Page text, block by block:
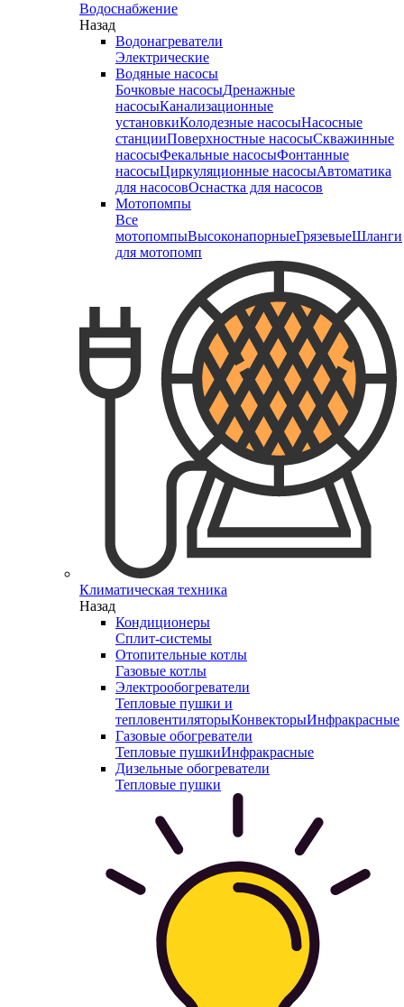
Водоснабжение
Назад
Водонагреватели
Электрические
Водяные насосы
Бочковые насосыДренажные
насосыКанализационные
установкиКолодезные насосыНасосные
станцииПоверхностные насосыСкважинные
насосыФекальные насосыФонтанные
насосыЦиркуляционные насосыАвтоматика
для насосовОснастка для насосов
Мотопомпы
Все
мотопомпыВысоконапорныеГрязевыеШланги
для мотопомп
Климатическая техника
Назад
Кондиционеры
Сплит-системы
Отопительные котлы
Газовые котлы
Электрообогреватели
Тепловые пушки и
тепловентиляторыКонвекторыИнфракрасные
Газовые обогреватели
Тепловые пушкиИнфракрасные
Дизельные обогреватели
Тепловые пушки